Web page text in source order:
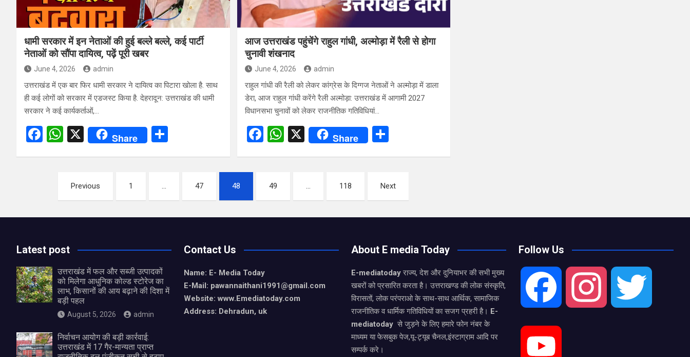
धामी सरकार में इन नेताओं की हुई बल्ले बल्ले, कई पार्टी
नेताओं को सौंपा दायित्व, पढ़ें पूरी खबर
June 4, 2026 admin
उत्तराखंड में एक बार फिर धामी सरकार ने दायित्व का पिटारा खोला है. साथ
ही कई लोगों को सरकार में एडजस्ट किया है. देहरादून: उत्तराखंड की धामी
सरकार ने कई कार्यकर्ताओं,…
F
o
W
s
A
p
X Share
आज उत्तराखंड पहुंचेंगे राहुल गांधी, अल्मोड़ा में रैली से होगा
चुनावी शंखनाद
June 4, 2026 admin
राहुल गांधी की रैली को लेकर कांग्रेस के दिग्गज नेताओं ने अल्मोड़ा में डाला
डेरा, आज राहुल गांधी करेंगे रैली अल्मोड़ा: उत्तराखंड में आगामी 2027
विधानसभा चुनावों को लेकर राजनीतिक गतिविधियां…
F
b
o
o
W
A
p
X Share
S
e
pagination
Previous 1 47 48 49 118 Next
Latest post
उत्तराखंड में फल और सब्जी उत्पादकों
को मिलेगा आधुनिक कोल्ड स्टोरेज का
लाभ, किसानों की आय बढ़ाने की दिशा में
बड़ी पहल
August 5, 2026 admin
निर्वाचन आयोग की बड़ी कार्रवाई:
उत्तराखंड में 17 गैर-मान्यता प्राप्त
Contact Us
Name: E- Media Today
E-Mail: pawannaithani1991@gmail.com
Website: www.Emediatoday.com
Address: Dehradun, uk
About E media Today
E-mediatodayराज्य, देश और दुनियाभर की सभी मुख्य
खबरों को प्रसारित करता है। उत्तराखण्ड की लोक संस्कृति,
विरासतों, लोक परंपराओ के साथ-साथ आर्थिक, सामाजिक
राजनीतिक व धार्मिक गतिविधियों का सजग प्रहरी है। E-
mediatoday से जुड़ने के लिए हमारे फोन नंबर के
माध्यम या फेसबुक पेज,यू-ट्यूब चैनल,इंस्टाग्राम आदि पर
सम्पर्क करे।
Follow Us